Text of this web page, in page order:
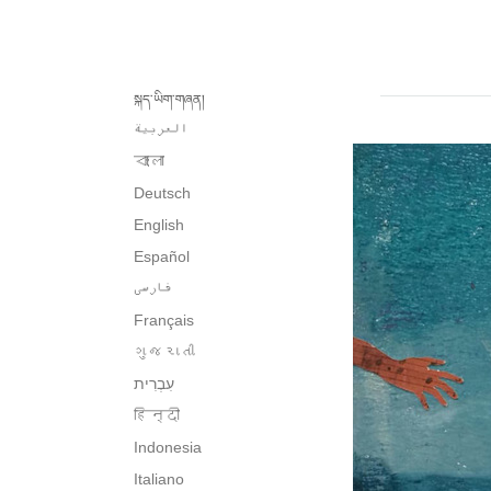
སྐད་ཡིག་གཞན།
العربية
বাংলা
Deutsch
English
Español
فارسی
Français
ગુજરાતી
हिन्दी
Indonesia
Italiano